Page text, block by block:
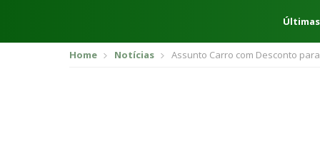
Home Notícias Assunto Carro com Desconto para